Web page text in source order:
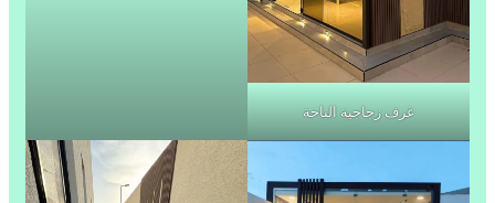
غرف زجاجية الباحة